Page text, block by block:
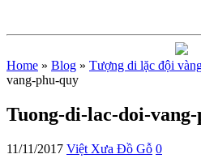
Home » Blog » Tượng di lặc đội
vang-phu-quy
Tuong-di-lac-doi-
11/11/2017 Việt Xưa Đồ Gỗ 0